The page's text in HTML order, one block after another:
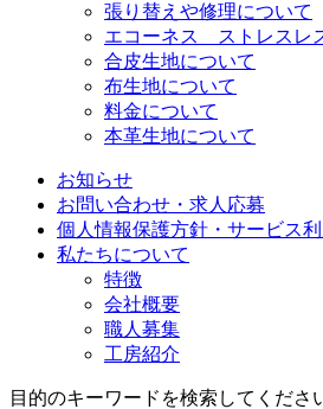
張り替えや修理について
エコーネス ストレスレ
合皮生地について
布生地について
料金について
本革生地について
お知らせ
お問い合わせ・求人応募
個人情報保護方針・サービス
私たちについて
特徴
会社概要
職人募集
工房紹介
目的のキーワードを検索してくださ